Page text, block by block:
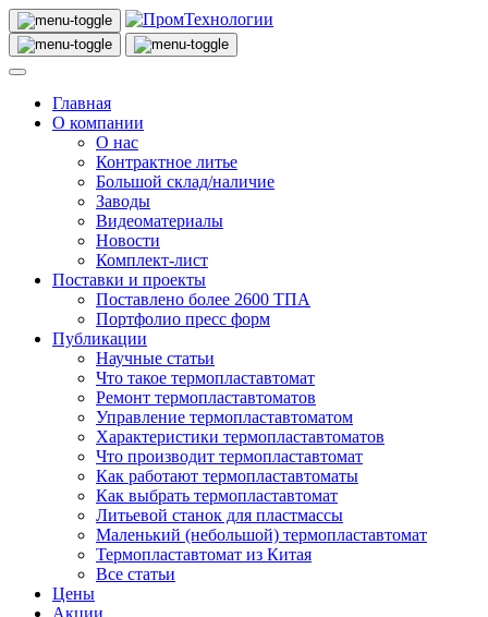
Главная
О компании
О нас
Контрактное литье
Большой склад/наличие
Заводы
Видеоматериалы
Новости
Комплект-лист
Поставки и проекты
Поставлено более 2600 ТПА
Портфолио пресс форм
Публикации
Научные статьи
Что такое термопластавтомат
Ремонт термопластавтоматов
Управление термопластавтоматом
Характеристики термопластавтоматов
Что производит термопластавтомат
Как работают термопластавтоматы
Как выбрать термопластавтомат
Литьевой станок для пластмассы
Маленький (небольшой) термопластавтомат
Термопластавтомат из Китая
Все статьи
Цены
Акции